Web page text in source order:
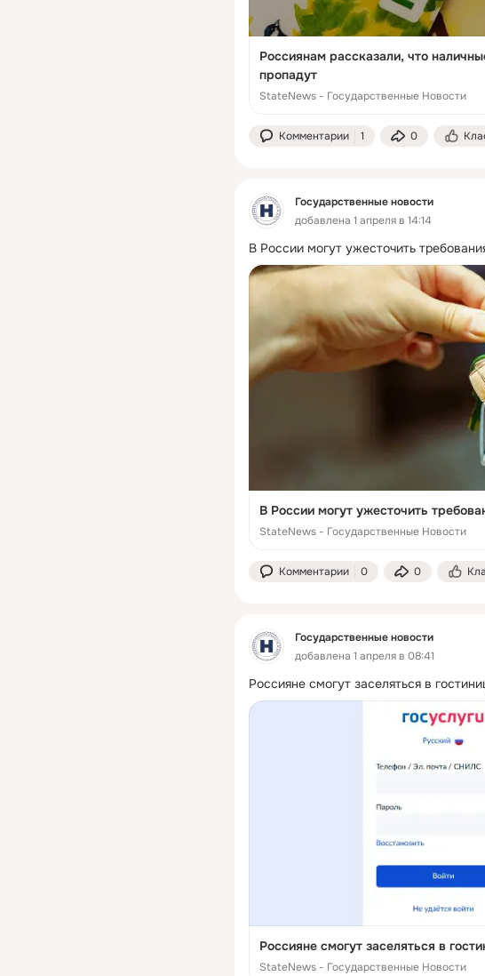
Россиянам рассказали, что
пропадут
StateNews - Государственные Новости
Комментарии 1 0
Государственные новости
добавлена 1 апреля в 14:14
В России могут ужесточить
В России могут ужесточить
StateNews - Государственные Новости
Комментарии 0 0
Государственные новости
добавлена 1 апреля в 08:41
Россияне смогут заселяться в
Россияне смогут заселяться в
StateNews - Государственные Новости